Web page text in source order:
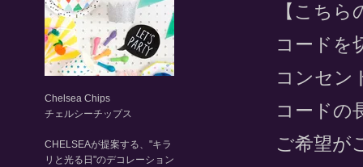
【こち
コードを
コンセン
コードの
ご希望が
Chelsea Chips
チェルシーチップス
CHELSEAが提案する、"キラ
リと光る日"のデコレーション